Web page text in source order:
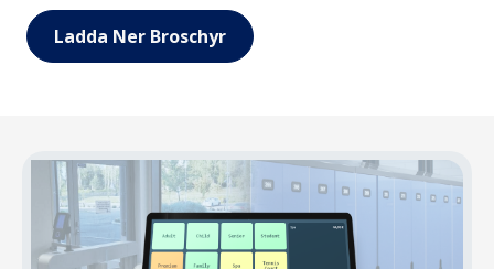
Ladda Ner Broschyr